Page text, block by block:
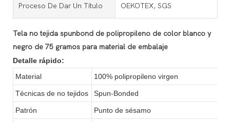
Proceso De Dar Un Título OEKOTEX, SGS
Tela no tejida spunbond de polipropileno de color blanco y
negro de 75 gramos para material de embalaje
Detalle rápido:
Material
100% polipropileno virgen
Técnicas de no tejidos Spun-Bonded
Patrón Punto de sésamo